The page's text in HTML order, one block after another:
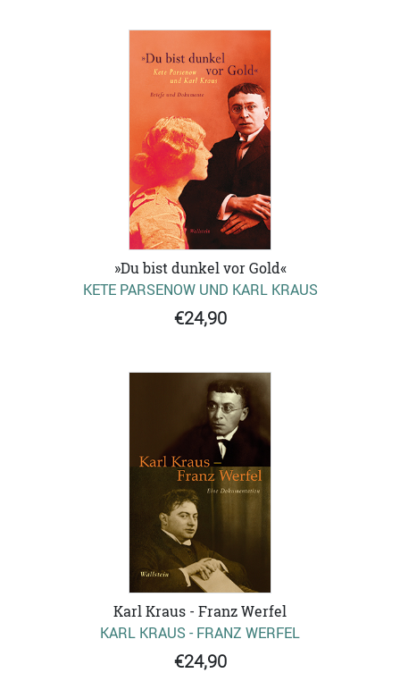
»Du bist dunkel vor Gold«
KETE PARSENOW UND KARL KRAUS
€24,90
Karl Kraus - Franz Werfel
KARL KRAUS - FRANZ WERFEL
€24,90